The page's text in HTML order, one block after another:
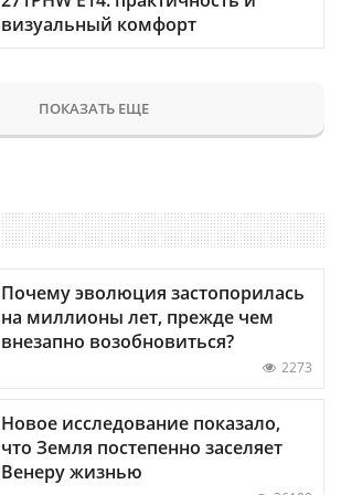
визуальный комфорт
ПОКАЗАТЬ ЕЩЕ
Почему эволюция застопорилась
на миллионы лет, прежде чем
внезапно возобновиться?
2273
Новое исследование показало,
что Земля постепенно заселяет
Венеру жизнью